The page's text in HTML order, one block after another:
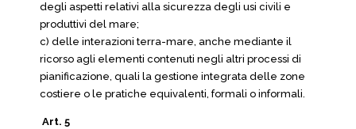
degli aspetti relativi alla sicurezza degli usi civili e
produttivi del mare;
c) delle interazioni terra-mare, anche mediante il
ricorso agli elementi contenuti negli altri processi di
pianificazione, quali la gestione integrata delle zone
costiere o le pratiche equivalenti, formali o informali.
Art. 5